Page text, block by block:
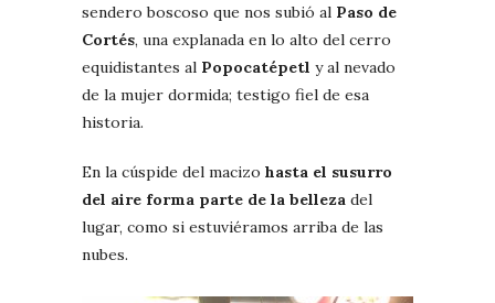
sendero boscoso que nos subió al Paso de
Cortés, una explanada en lo alto del cerro
equidistantes al Popocatépetl y al nevado
de la mujer dormida; testigo fiel de esa
historia.
En la cúspide del macizo hasta el susurro
del aire forma parte de la belleza del
lugar, como si estuviéramos arriba de las
nubes.